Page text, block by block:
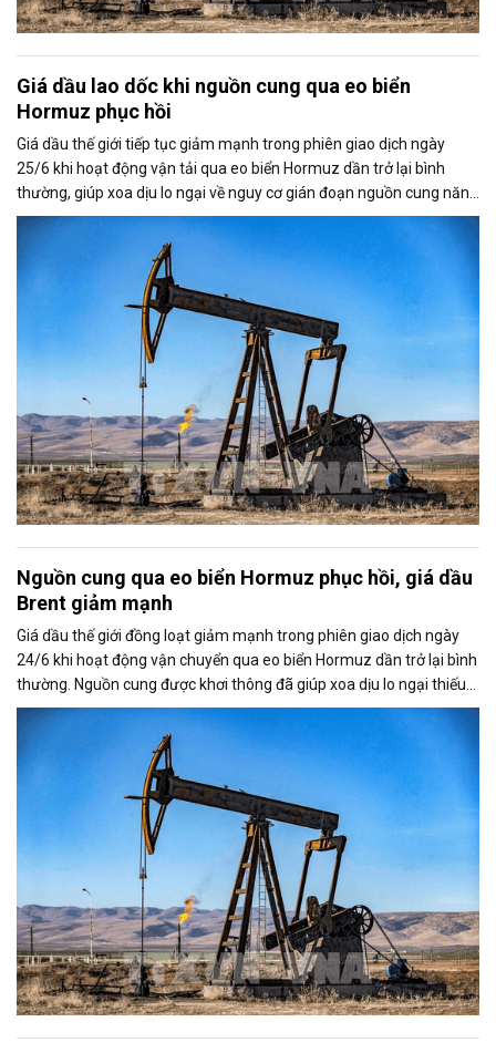
Giá dầu lao dốc khi nguồn cung qua eo biển
Hormuz phục hồi
Giá dầu thế giới tiếp tục giảm mạnh trong phiên giao dịch ngày
25/6 khi hoạt động vận tải qua eo biển Hormuz dần trở lại bình
thường, giúp xoa dịu lo ngại về nguy cơ gián đoạn nguồn cung năng
lượng toàn cầu.
Nguồn cung qua eo biển Hormuz phục hồi, giá dầu
Brent giảm mạnh
Giá dầu thế giới đồng loạt giảm mạnh trong phiên giao dịch ngày
24/6 khi hoạt động vận chuyển qua eo biển Hormuz dần trở lại bình
thường. Nguồn cung được khơi thông đã giúp xoa dịu lo ngại thiếu
hụt dầu từ Trung Đông, kéo giá Brent và WTI xuống mức thấp nhất
trong nhiều tháng.